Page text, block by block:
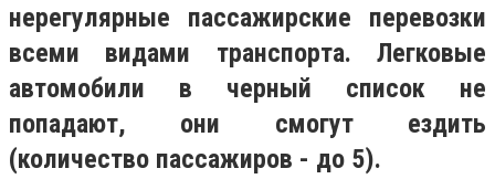
нерегулярные пассажирские перевозки
всеми видами транспорта. Легковые
автомобили в черный список не
попадают, они смогут ездить
(количество пассажиров - до 5).